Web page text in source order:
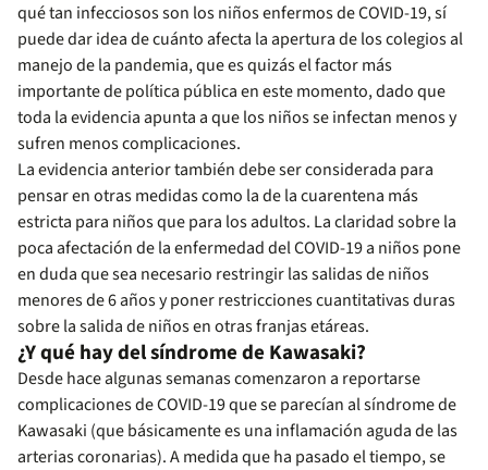
qué tan infecciosos son los niños enfermos de COVID-19, sí
puede dar idea de cuánto afecta la apertura de los colegios al
manejo de la pandemia, que es quizás el factor más
importante de política pública en este momento, dado que
toda la evidencia apunta a que los niños se infectan menos y
sufren menos complicaciones.
La evidencia anterior también debe ser considerada para
pensar en otras medidas como la de la cuarentena más
estricta para niños que para los adultos. La claridad sobre la
poca afectación de la enfermedad del COVID-19 a niños pone
en duda que sea necesario restringir las salidas de niños
menores de 6 años y poner restricciones cuantitativas duras
sobre la salida de niños en otras franjas etáreas.
¿Y qué hay del síndrome de Kawasaki?
Desde hace algunas semanas comenzaron a reportarse
complicaciones de COVID-19 que se parecían al síndrome de
Kawasaki (que básicamente es una inflamación aguda de las
arterias coronarias). A medida que ha pasado el tiempo, se